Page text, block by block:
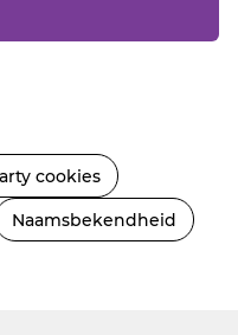
cookies
Naamsbekendheid